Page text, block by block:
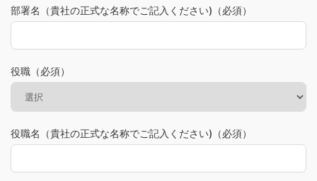
部署名（貴社の正式な名称でご記入ください)（必須）
役職（必須）
役職名（貴社の正式な名称でご記入ください)（必須）